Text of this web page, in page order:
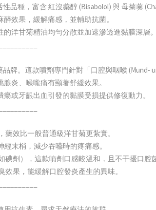
品種，富含 紅沒藥醇 (Bisabolol) 與 母菊薁
效果，緩解痛感，並輔助抗菌。
洋甘菊精油均勻分散並加速滲透進黏膜深層。
牌。這款噴劑專門針對「口腔與咽喉 (Mund-
炎、喉嚨痛有顯著舒緩效果。
或牙齦出血引發的黏膜受損提供修復動力。
藥效比一般普通級洋甘菊更紮實。
末梢，減少吞嚥時的疼痛感。
碘劑），這款噴劑口感較溫和，且不干擾口腔
效果，能緩解口腔發炎產生的異味。